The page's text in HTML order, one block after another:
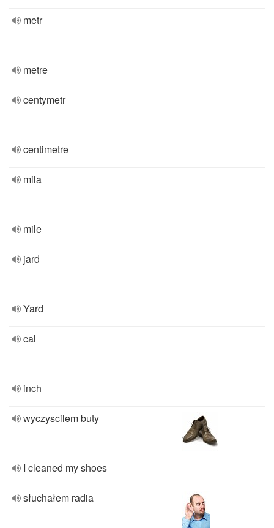
metr
metre
centymetr
centimetre
mila
mile
jard
Yard
cal
inch
wyczyscilem buty
I cleaned my shoes
słuchałem radia